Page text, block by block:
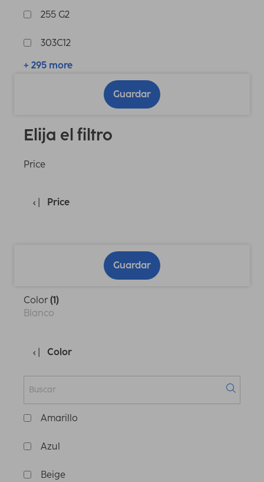
255 G2
303C12
+ 295 more
Guardar
Elija el filtro
Price
Price
Guardar
Color(1)
Blanco
Color
Amarillo
Azul
Beige